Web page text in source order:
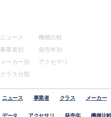
ニュース
事業者別
メーカー別
クラス分類
機種比較
発売年別
アクセサリ
ニュース 事業者 クラス メーカー
データ アクセサリ 発売年 機種比